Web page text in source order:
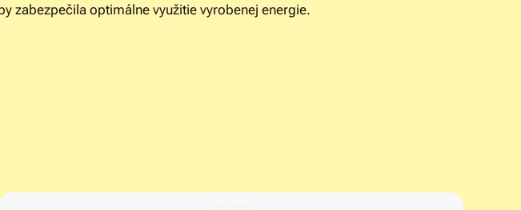
zabezpečila optimálne využitie vyrobenej energie.